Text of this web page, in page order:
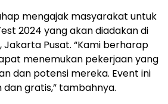
mengajak masyarakat untuk
2024 yang akan diadakan di
Jakarta Pusat. “Kami berharap
menemukan pekerjaan yang
dan potensi mereka. Event ini
gratis,” tambahnya.